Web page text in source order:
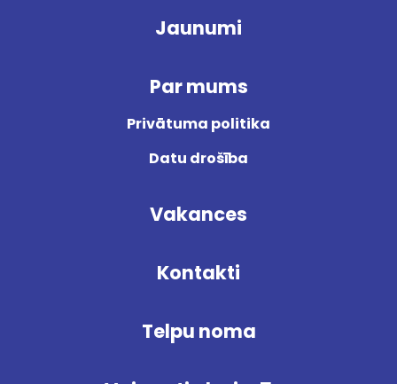
Jaunumi
Par mums
Privātuma politika
Datu drošība
Vakances
Kontakti
Telpu noma